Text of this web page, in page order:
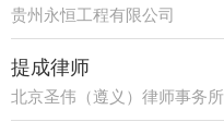
贵州永恒工程有限公司
提成律师
北京圣伟（遵义）律师事务所